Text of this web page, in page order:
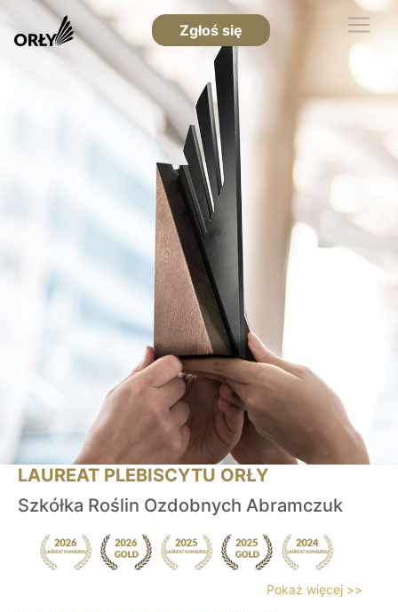
Zgłoś się
LAUREAT PLEBISCYTU ORŁY
Szkółka Roślin Ozdobnych Abramczuk
Pokaż więcej >>